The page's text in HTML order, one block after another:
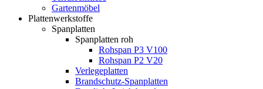
Gartenmöbel
Plattenwerkstoffe
Spanplatten
Spanplatten roh
Rohspan P3 V100
Rohspan P2 V20
Verlegeplatten
Brandschutz-Spanplatten